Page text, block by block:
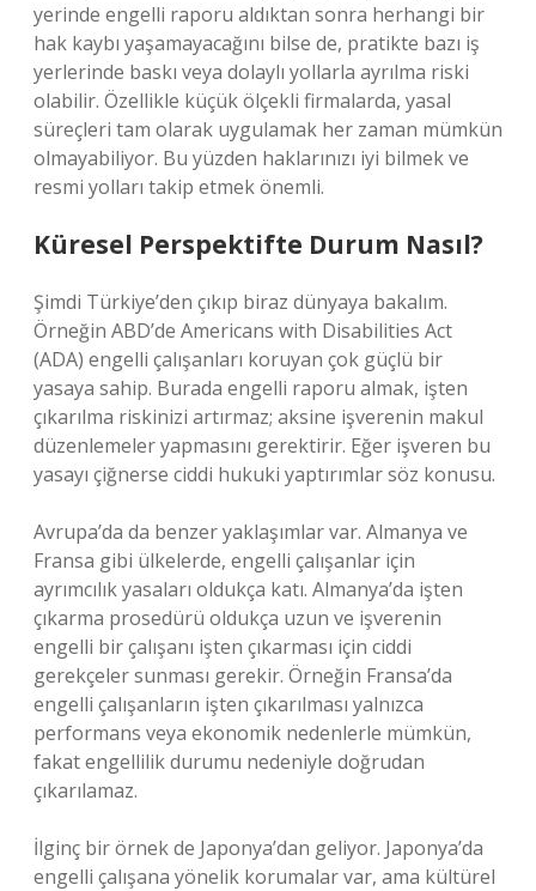
yerinde engelli raporu aldıktan sonra herhangi bir
hak kaybı yaşamayacağını bilse de, pratikte bazı iş
yerlerinde baskı veya dolaylı yollarla ayrılma riski
olabilir. Özellikle küçük ölçekli firmalarda, yasal
süreçleri tam olarak uygulamak her zaman mümkün
olmayabiliyor. Bu yüzden haklarınızı iyi bilmek ve
resmi yolları takip etmek önemli.
Küresel Perspektifte Durum Nasıl?
Şimdi Türkiye’den çıkıp biraz dünyaya bakalım.
Örneğin ABD’de Americans with Disabilities Act
(ADA) engelli çalışanları koruyan çok güçlü bir
yasaya sahip. Burada engelli raporu almak, işten
çıkarılma riskinizi artırmaz; aksine işverenin makul
düzenlemeler yapmasını gerektirir. Eğer işveren bu
yasayı çiğnerse ciddi hukuki yaptırımlar söz konusu.
Avrupa’da da benzer yaklaşımlar var. Almanya ve
Fransa gibi ülkelerde, engelli çalışanlar için
ayrımcılık yasaları oldukça katı. Almanya’da işten
çıkarma prosedürü oldukça uzun ve işverenin
engelli bir çalışanı işten çıkarması için ciddi
gerekçeler sunması gerekir. Örneğin Fransa’da
engelli çalışanların işten çıkarılması yalnızca
performans veya ekonomik nedenlerle mümkün,
fakat engellilik durumu nedeniyle doğrudan
çıkarılamaz.
İlginç bir örnek de Japonya’dan geliyor. Japonya’da
engelli çalışana yönelik korumalar var, ama kültürel